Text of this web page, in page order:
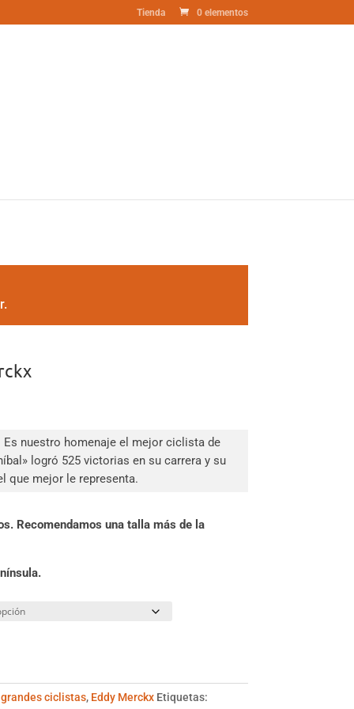
Tienda 0 elementos
Es nuestro homenaje el mejor ciclista de
logró 525 victorias en su carrera y su
que mejor le representa.
Recomendamos una talla más de la
ciclistas, Eddy Merckx Etiquetas: